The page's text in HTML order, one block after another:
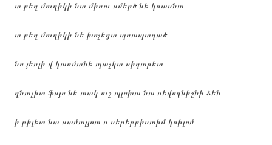
ա բեզ մուզիկի նա միռու սմերծ նե կռասնա
ա բեզ մուզիկի նե խոչեցա պռապադած
նո յեսլի վ կառմանե պաչկա սիգարետ
զնաչիտ ֆսյո նե տակ ուշ պլոխա նա սեվոդնիշնի ձեն
ի բիլետ նա սամալյոտ ս սերեբրիստիմ կռիլոմ